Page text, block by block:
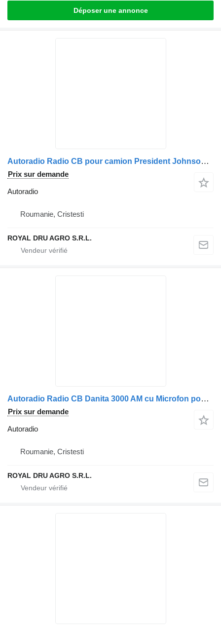
Déposer une annonce
Autoradio Radio CB pour camion President Johnson II pentru Volvo
Prix sur demande
Autoradio
Roumanie, Cristesti
ROYAL DRU AGRO S.R.L.
Autoradio Radio CB Danita 3000 AM cu Microfon pour camion President
Prix sur demande
Autoradio
Roumanie, Cristesti
ROYAL DRU AGRO S.R.L.